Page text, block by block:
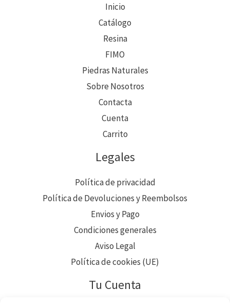
Inicio
Catálogo
Resina
FIMO
Piedras Naturales
Sobre Nosotros
Contacta
Cuenta
Carrito
Legales
Política de privacidad
Política de Devoluciones y Reembolsos
Envios y Pago
Condiciones generales
Aviso Legal
Política de cookies (UE)
Tu Cuenta